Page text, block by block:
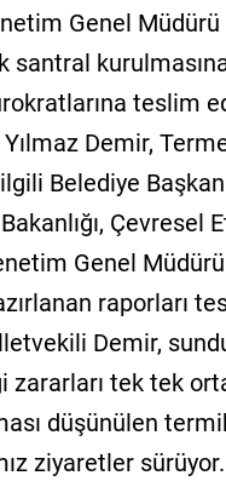
Genel Müdürü
kurulmasına
teslim
Demir,
Belediye
Çevresel
Genel
raporları
Demir,
tek tek
düşünülen
ziyaretler